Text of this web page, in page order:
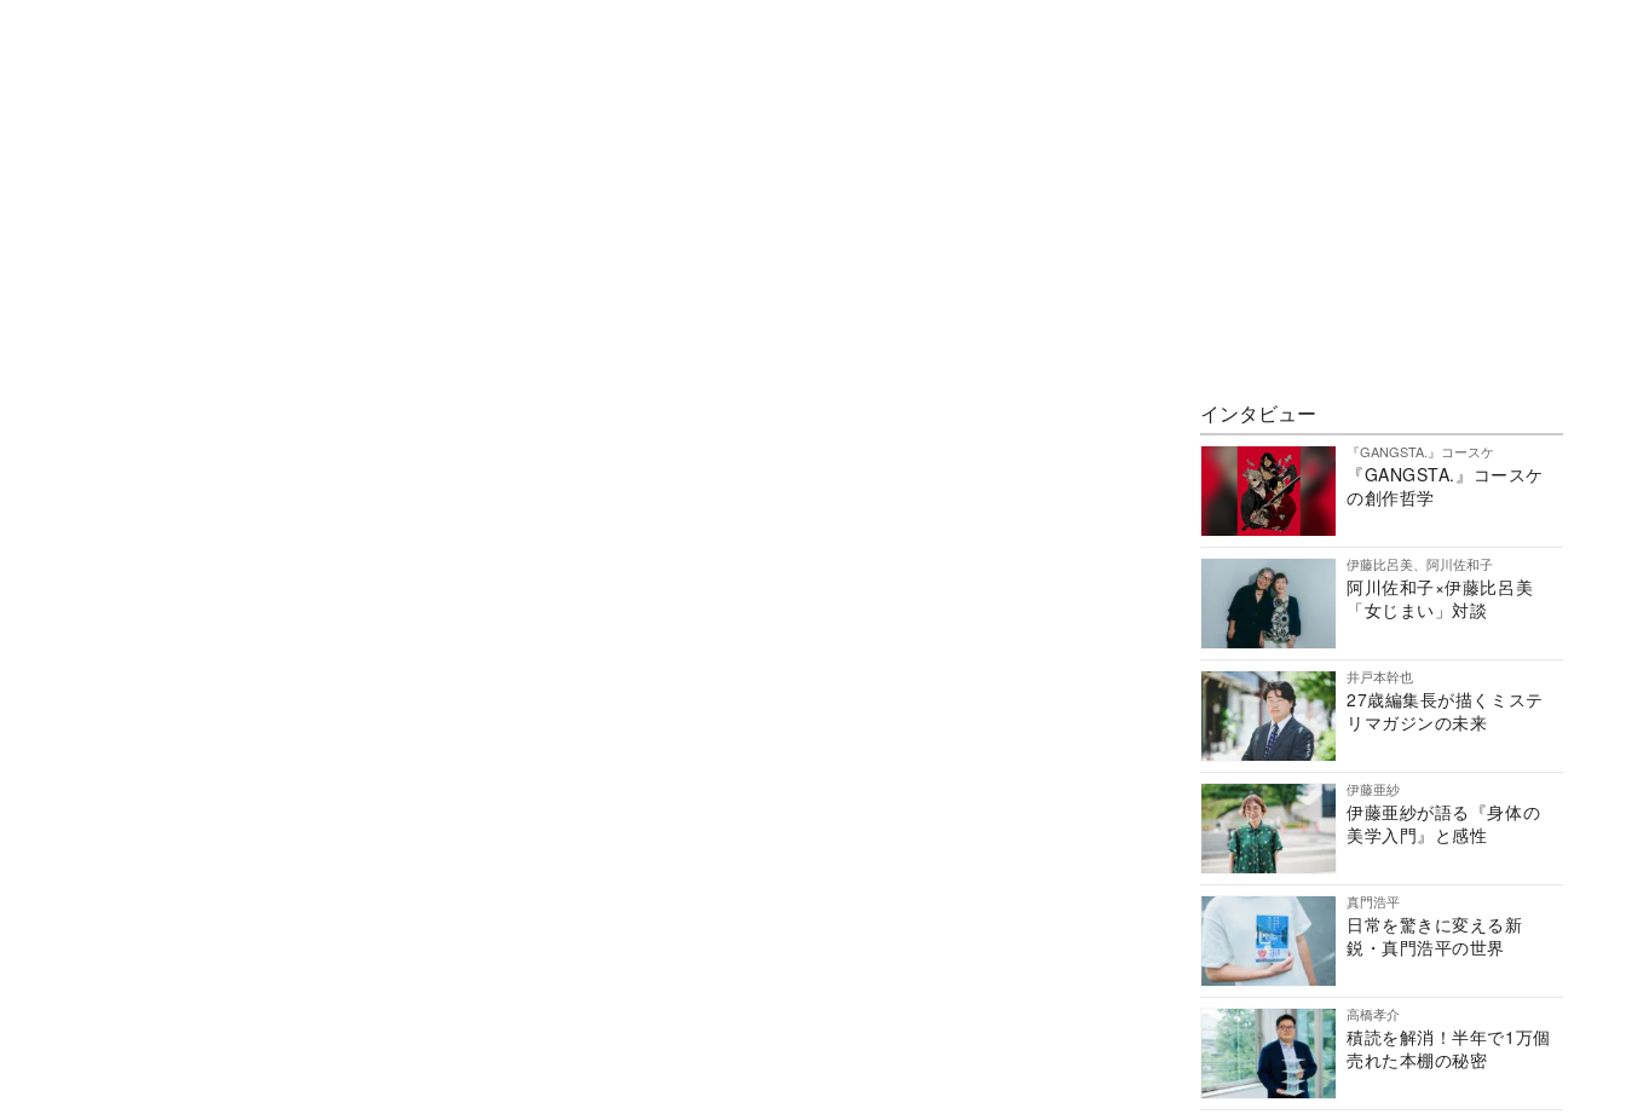
インタビュー
『GANGSTA.』コースケ
『GANGSTA.』コースケ
の創作哲学
伊藤比呂美、阿川佐和子
阿川佐和子×伊藤比呂美
「女じまい」対談
井戸本幹也
27歳編集長が描くミステ
リマガジンの未来
伊藤亜紗
伊藤亜紗が語る『身体の
美学入門』と感性
真門浩平
日常を驚きに変える新
鋭・真門浩平の世界
高橋孝介
積読を解消！半年で1万個
売れた本棚の秘密